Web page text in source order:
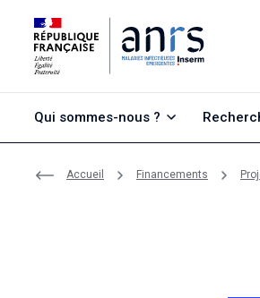
Qui sommes-nous ?
Accueil Financements